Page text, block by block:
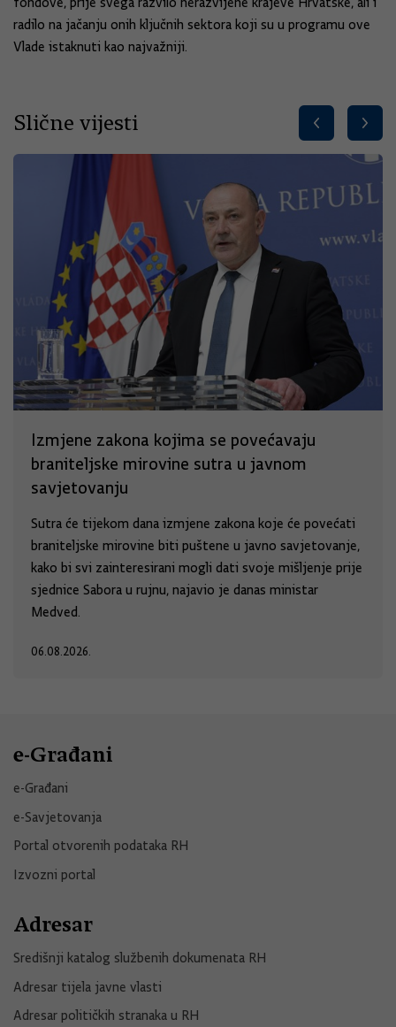
radilo na jačanju onih ključnih sektora koji su u programu ove
Vlade istaknuti kao najvažniji.
Slične vijesti
Izmjene zakona kojima se povećavaju
braniteljske mirovine sutra u javnom
savjetovanju
Sutra će tijekom dana izmjene zakona koje će povećati
braniteljske mirovine biti puštene u javno savjetovanje,
kako bi svi zainteresirani mogli dati svoje mišljenje prije
sjednice Sabora u rujnu, najavio je danas ministar
Medved.
06.08.2026.
e-Građani
e-Građani
e-Savjetovanja
Portal otvorenih podataka RH
Izvozni portal
Adresar
Središnji katalog službenih dokumenata RH
Adresar tijela javne vlasti
Adresar političkih stranaka u RH